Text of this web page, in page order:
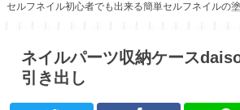
セルフネイル初心者でも出来る簡単セルフネイルの
ネイルパーツ収納ケース
引き出し